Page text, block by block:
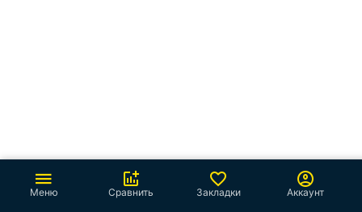
Меню Закладки
Сравнить Аккаунт